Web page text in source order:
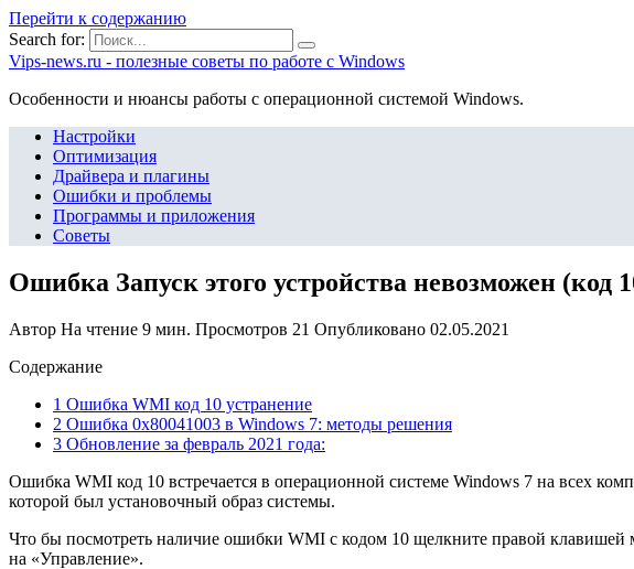
Перейти к содержанию
Search for:
Vips-news.ru - полезные советы по работе с Windows
Особенности и нюансы работы с операционной системой Windows.
Настройки
Оптимизация
Драйвера и плагины
Ошибки и проблемы
Программы и приложения
Советы
Ошибка Запуск этого устройства невозможен (код
Автор На чтение 9 мин. Просмотров 21 Опубликовано 02.05.2021
Содержание
1 Ошибка WMI код 10 устранение
2 Ошибка 0x80041003 в Windows 7: методы решения
3 Обновление за февраль 2021 года:
Ошибка WMI код 10 встречается в операционной системе Windows 7 на всех
которой был установочный образ системы.
Что бы посмотреть наличие ошибки WMI с кодом 10 щелкните правой
на «Управление».